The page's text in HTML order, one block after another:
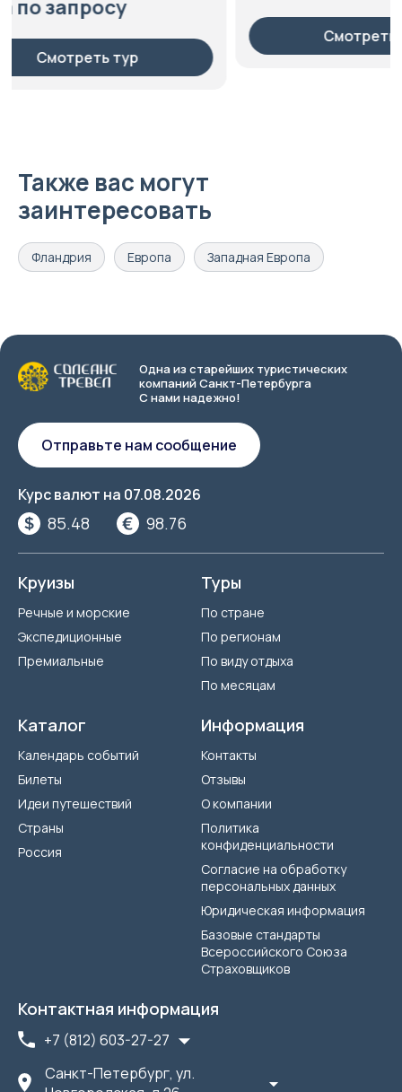
Смотреть тур
Также вас могут
заинтересовать
Фландрия Европа Западная Европа
Одна из старейших туристических
компаний Санкт-Петербурга
С нами надежно!
Курс валют на 07.08.2026
85.48 98.76
Отправьте нам сообщение
Круизы
Речные и морские
Экспедиционные
Премиальные
Туры
По стране
По регионам
По виду отдыха
По месяцам
Каталог
Календарь событий
Билеты
Идеи путешествий
Страны
Россия
Информация
Контакты
Отзывы
О компании
Политика
конфиденциальности
Согласие на обработку
персональных данных
Юридическая информация
Базовые стандарты
Всероссийского Союза
Страховщиков
Контактная информация
+7 (812) 603-27-27
Санкт-Петербург, ул.